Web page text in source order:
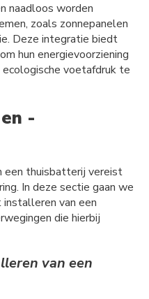
naadloos worden
zoals zonnepanelen
Deze integratie biedt
hun energievoorziening
voetafdruk te
-
een thuisbatterij vereist
In deze sectie gaan we
van een
die hierbij
van een